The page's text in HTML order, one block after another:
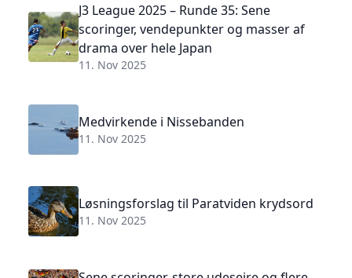
J3 League 2025 – Runde 35: Sene
scoringer, vendepunkter og masser af
drama over hele Japan
11. Nov 2025
Medvirkende i Nissebanden
11. Nov 2025
Løsningsforslag til Paratviden krydsord
11. Nov 2025